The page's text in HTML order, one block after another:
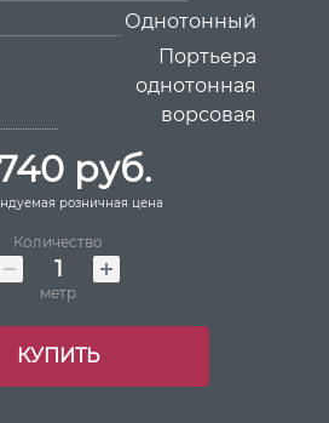
Однотонный
Портьера
однотонная
ворсовая
руб.
розничная цена
Количество
метр
КУПИТЬ